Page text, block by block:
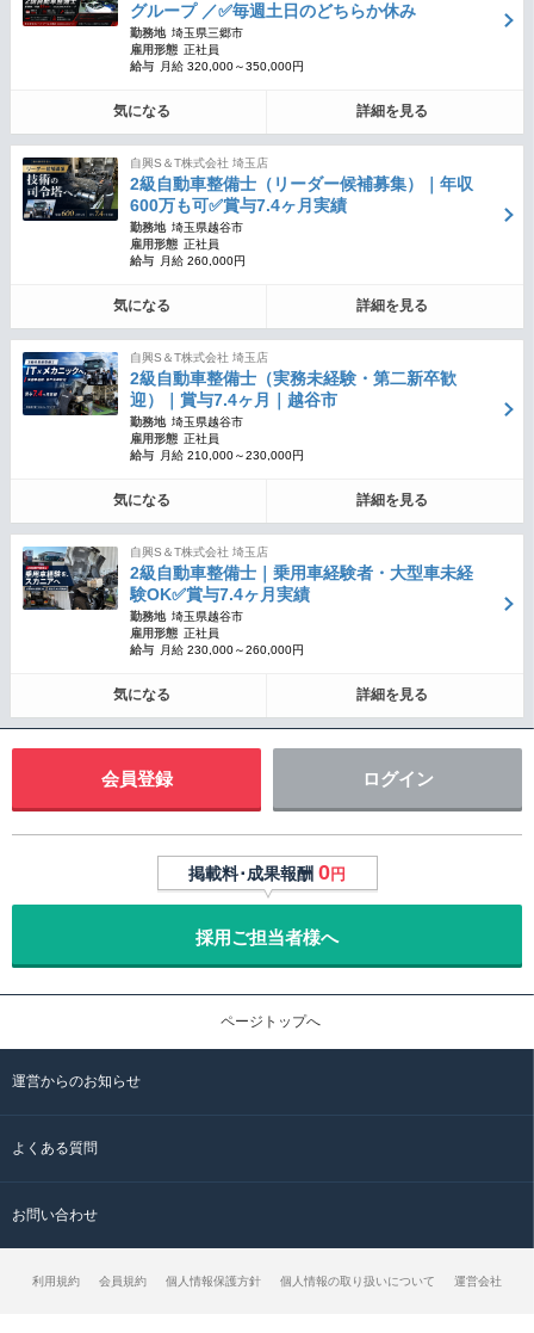
グループ ／✅毎週土日のどちらか休み
勤務地 埼玉県三郷市
雇用形態 正社員
給与
月給 320,000～350,000円
気になる 詳細を見る
自興S＆T株式会社 埼玉店
2級自動車整備士（リーダー候補募集）｜年収
600万も可✅賞与7.4ヶ月実績
勤務地 埼玉県越谷市
雇用形態 正社員
給与
月給 260,000円
気になる 詳細を見る
自興S＆T株式会社 埼玉店
2級自動車整備士（実務未経験・第二新卒歓
迎）｜賞与7.4ヶ月｜越谷市
勤務地 埼玉県越谷市
雇用形態 正社員
給与
月給 210,000～230,000円
気になる 詳細を見る
自興S＆T株式会社 埼玉店
2級自動車整備士｜乗用車経験者・大型車未経
験OK✅賞与7.4ヶ月実績
勤務地 埼玉県越谷市
雇用形態 正社員
給与
月給 230,000～260,000円
気になる 詳細を見る
会員登録 ログイン
掲載料･成果報酬 0円
採用ご担当者様へ
ページトップへ
運営からのお知らせ
よくある質問
お問い合わせ
利用規約 会員規約 個人情報保護方針 個人情報の取り扱いについて 運営会社